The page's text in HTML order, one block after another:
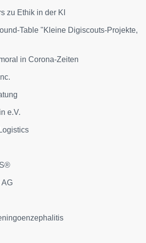
zu Ethik in der KI
Table "Kleine Digiscouts-Projekte,
in Corona-Zeiten
e.V.
AG